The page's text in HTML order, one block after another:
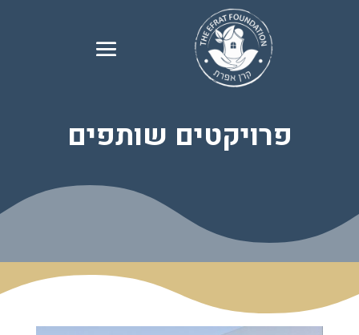
פרויקטים שותפים